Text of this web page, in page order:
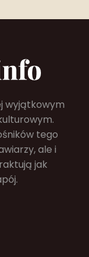
wyjątkowym
tego
ale i
jak